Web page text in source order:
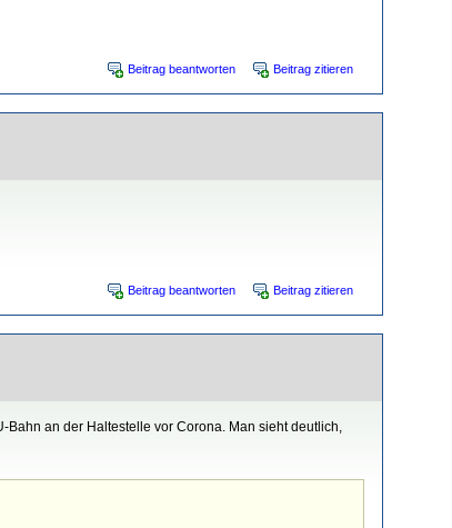
Beitrag beantworten Beitrag zitieren
Beitrag beantworten Beitrag zitieren
an der Haltestelle vor Corona. Man sieht deutlich,